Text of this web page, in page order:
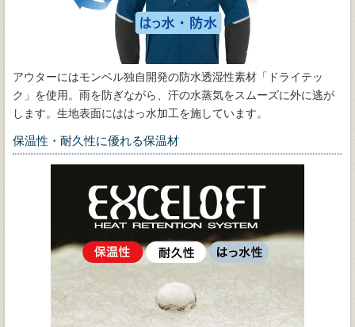
アウターにはモンベル独自開発の防水透湿性素材「ドライテッ
ク」を使用。雨を防ぎながら、汗の水蒸気をスムーズに外に逃が
します。生地表面にははっ水加工を施しています。
保温性・耐久性に優れる保温材